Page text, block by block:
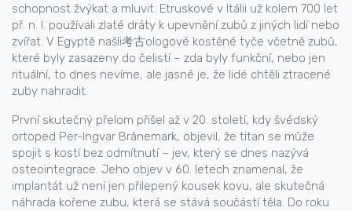
schopnost žvýkat a mluvit. Etruskové v Itálii už kolem 700 let
př. n. l. používali zlaté dráty k upevnění zubů z jiných lidí nebo
zvířat. V Egyptě našli考古ologové kostěné tyče včetně zubů,
které byly zasazeny do čelistí – zda byly funkční, nebo jen
rituální, to dnes nevíme, ale jasné je, že lidé chtěli ztracené
zuby nahradit.
První skutečný přelom přišel až v 20. století, kdy švédský
ortoped Per-Ingvar Brånemark, objevil, že titan se může
spojit s kostí bez odmítnutí – jev, který se dnes nazývá
osteointegrace. Jeho objev v 60. letech znamenal, že
implantát už není jen přilepený kousek kovu, ale skutečná
náhrada kořene zubu, která se stává součástí těla. Do roku